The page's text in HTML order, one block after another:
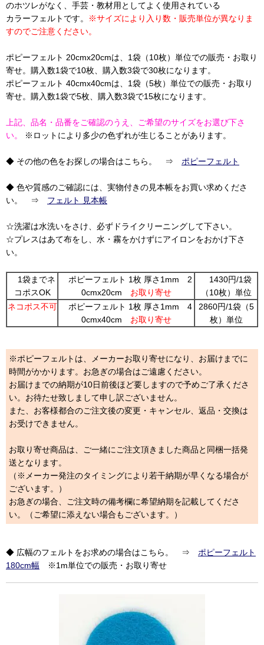
のホツレがなく、手芸・教材用としてよく使用されている
カラーフェルトです。
※サイズにより入り数・販売単位が異なりま
すのでご注意ください。
ポピーフェルト 20cmx20cmは、1袋（10枚）単位での販売・お取り
寄せ。購入数1袋で10枚、購入数3袋で30枚になります。
ポピーフェルト 40cmx40cmは、1袋（5枚）単位での販売・お取り
寄せ。購入数1袋で5枚、購入数3袋で15枚になります。
上記、品名・品番をご確認のうえ、ご希望のサイズをお選び下さ
い。
※ロットにより多少の色ずれが生じることがあります。
◆ その他の色をお探しの場合はこちら。 ⇒ ポピーフェルト
◆ 色や質感のご確認には、実物付きの見本帳をお買い求めくださ
い。 ⇒ フェルト 見本帳
☆洗濯は水洗いをさけ、必ずドライクリーニングして下さい。
☆プレスはあて布をし、水・霧をかけずにアイロンをおかけ下さ
い。
1袋までネ
コポスOK
ポピーフェルト 1枚 厚さ1mm 2
0cmx20cm お取り寄せ
1430円/1袋
（10枚）単位
ネコポス不可
ポピーフェルト 1枚 厚さ1mm 4
0cmx40cm お取り寄せ
2860円/1袋（5
枚）単位
※ポピーフェルトは、メーカーお取り寄せになり、お届けまでに
時間がかかります。お急ぎの場合はご遠慮ください。
お届けまでの納期が10日前後ほど要しますので予めご了承くださ
い。お待たせ致しまして申し訳ございません。
また、お客様都合のご注文後の変更・キャンセル、返品・交換は
お受けできません。
お取り寄せ商品は、ご一緒にご注文頂きました商品と同梱一括発
送となります。
（※メーカー発注のタイミングにより若干納期が早くなる場合が
ございます。）
お急ぎの場合、ご注文時の備考欄に希望納期を記載してくださ
い。（ご希望に添えない場合もございます。）
◆ 広幅のフェルトをお求めの場合はこちら。 ⇒ ポピーフェルト
180cm幅 ※1m単位での販売・お取り寄せ